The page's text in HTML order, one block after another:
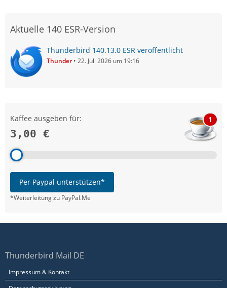
Aktuelle 140 ESR-Version
Thunderbird 140.13.0 ESR veröffentlicht
Thunder 22. Juli 2026 um 19:16
Kaffee ausgeben für:
3,00 €
1
Per Paypal unterstützen*
*Weiterleitung zu PayPal.Me
Thunderbird Mail DE
Impressum & Kontakt